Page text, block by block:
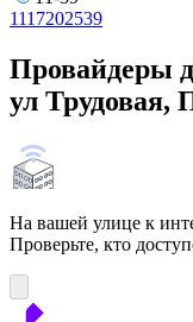
1117202539
Провайдеры
ул Трудовая,
На вашей улице к
Проверьте, кто